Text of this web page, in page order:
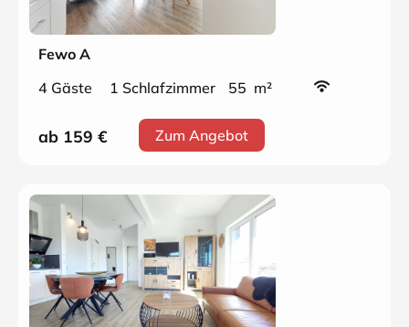
Fewo A
4 Gäste
1 Schlafzimmer 55 m²
ab 159 € Zum Angebot